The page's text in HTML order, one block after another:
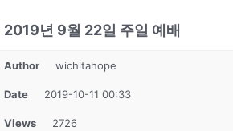
2019년 9월 22일 주일 예배
Author wichitahope
Date 2019-10-11 00:33
Views 2726